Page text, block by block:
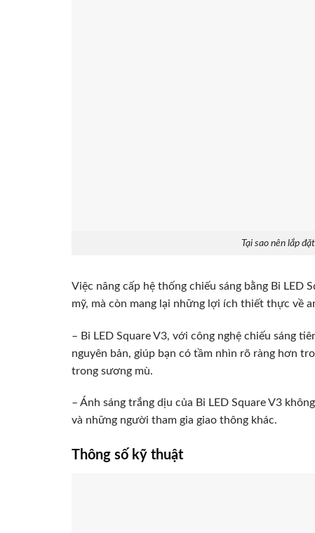
Tại sao nên lắp
Việc nâng cấp hệ thống chiếu sáng bằng Bi LED
mỹ, mà còn mang lại những lợi ích thiết thực về
– Bi LED Square V3, với công nghệ chiếu sáng
nguyên bản, giúp bạn có tầm nhìn rõ ràng hơn
trong sương mù.
– Ánh sáng trắng dịu của Bi LED Square V3
và những người tham gia giao thông khác.
Thông số kỹ thuật